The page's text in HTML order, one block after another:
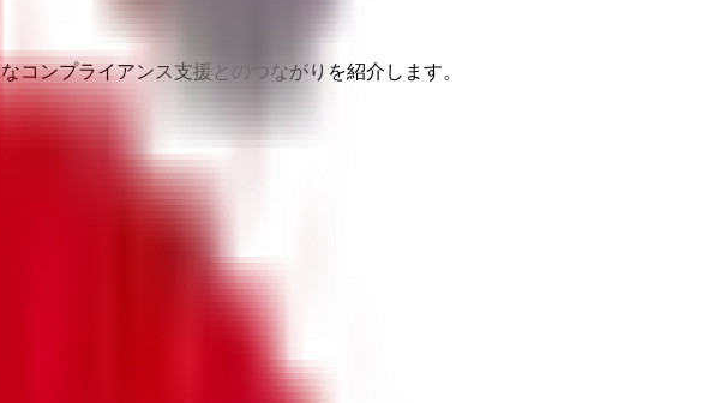
ンプライアンス支援とのつながりを紹介します。